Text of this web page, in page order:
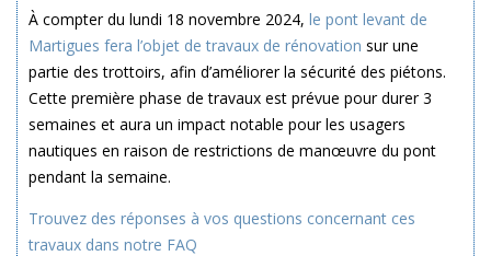
À compter du lundi 18 novembre 2024, le pont levant de
Martigues fera l’objet de travaux de rénovation sur une
partie des trottoirs, afin d’améliorer la sécurité des piétons.
Cette première phase de travaux est prévue pour durer 3
semaines et aura un impact notable pour les usagers
nautiques en raison de restrictions de manœuvre du pont
pendant la semaine.
Trouvez des réponses à vos questions concernant ces
travaux dans notre FAQ